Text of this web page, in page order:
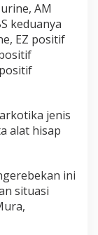
AM
keduanya
EZ positif
jenis
alat hisap
ini
situasi